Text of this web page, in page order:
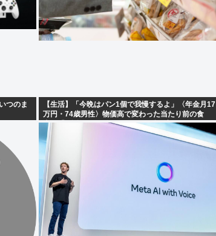
つのま
【生活】「今晩はパン1個で我慢するよ」〈年金月17
万円・74歳男性〉物価高で変わった当たり前の食
卓…「1食抜けば、数百円は使わずに済む」